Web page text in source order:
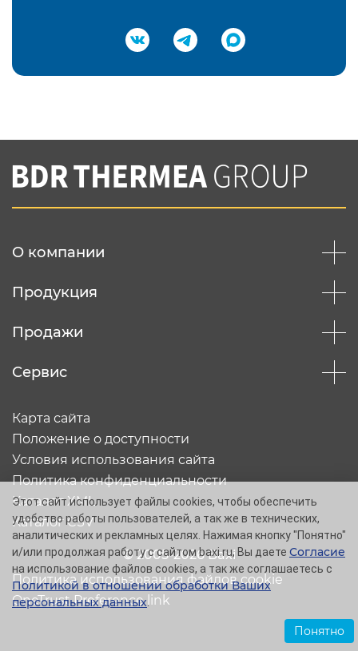
Подтвердить e-mail
Вы соглашаетесь с нашей политикой
конфеденциальности
О компании
Продукция
Продажи
Сервис
© 2005-2026 Baxi
Карта сайта
Положение о доступности
Условия использования сайта
Политика конфиденциальности
Каталог XML
Каталог CSV
Политика использования файлов cookie
OneTrust Preference link
Этот сайт использует файлы cookies, чтобы обеспечить
удобство работы пользователей, а так же в технических,
аналитических и рекламных целях. Нажимая кнопку "Понятно"
и/или продолжая работу с сайтом baxi.ru, Вы даете Согласие
на использование файлов cookies, а так же соглашаетесь с
Политикой в отношении обработки Ваших
персональных данных.
Понятно